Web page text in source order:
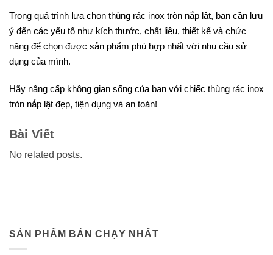
SẢN PHẨM BÁN CHẠY NHẤT
Trong quá trình lựa chọn thùng rác inox tròn nắp lật, bạn cần lưu
ý đến các yếu tố như kích thước, chất liệu, thiết kế và chức
năng để chọn được sản phẩm phù hợp nhất với nhu cầu sử
dụng của mình.
Hãy nâng cấp không gian sống của bạn với chiếc thùng rác inox
tròn nắp lật đẹp, tiện dụng và an toàn!
Bài Viết
No related posts.